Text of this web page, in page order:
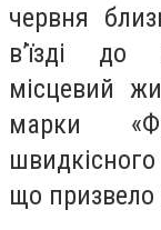
червня
в’їзді до
місцевий
марки
що